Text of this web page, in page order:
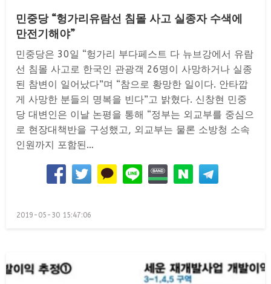
민중당 “헝가리유람선 침몰 사고 실종자 수색에
만전기해야”
민중당은 30일 “헝가리 부다페스트 다 뉴브강에서 유람
선 침몰 사고로 한국인 관광객 26명이 사망하거나 실종
된 참변이 일어났다”며 “참으로 황망한 일이다. 안타깝
게 사망한 분들의 명복을 빈다”고 밝혔다. 신창현 민중
당 대변인은 이날 논평을 통해 “정부는 외교부를 중심으
로 현장대책반을 구성했고, 외교부는 물론 소방청 소속
인원까지 포함된…
Posted
2019-05-30 15:47:06